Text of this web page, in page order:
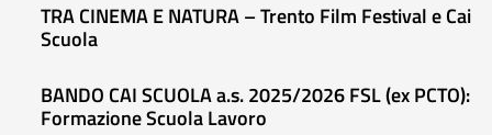
TRA CINEMA E NATURA – Trento Film Festival e Cai
Scuola
BANDO CAI SCUOLA a.s. 2025/2026 FSL (ex PCTO):
Formazione Scuola Lavoro